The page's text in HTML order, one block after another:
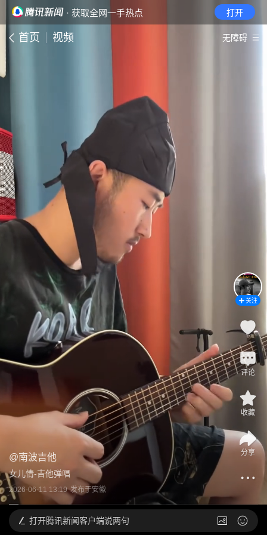
· 获取全网一手热点 打开
首页 视频 无障碍
@南波吉他
女儿情-吉他弹唱
2026-06-11 13:19 发布于安徽
关注
评论
收藏
分享
打开腾讯新闻客户端说两句